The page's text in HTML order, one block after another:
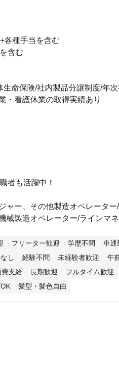
各種手当を含む
含む
命保険/社内製品分譲制度/年
・看護休業の取得実績あり
者も活躍中！
ャー、その他製造オペレータ
械製造オペレーター/ラインマ
フリーター歓迎 学歴不問
車通
し 経験不問 未経験者歓迎
午
費支給 長期歓迎
フルタイム歓迎
髪型・髪色自由